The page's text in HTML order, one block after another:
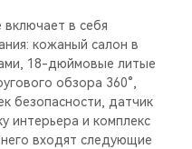
в себя
кожаный салон в
18-дюймовые литые
обзора 360°,
безопасности, датчик
интерьера и комплекс
входят следующие